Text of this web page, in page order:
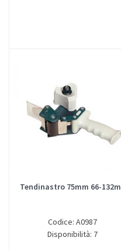
Tendinastro 75mm 66-
Codice: A0987
Disponibilità: 7